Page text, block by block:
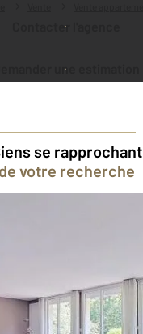
Contacter l'agence
Demander une estimation
se rapprochant
de votre recherche